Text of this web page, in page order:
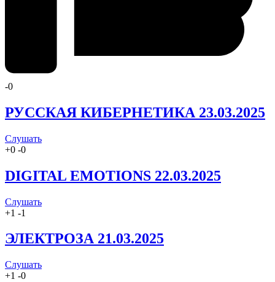
-0
РУССКАЯ КИБЕРНЕТИКА 23.03.2025
Слушать
+0 -0
DIGITAL EMOTIONS 22.03.2025
Слушать
+1 -1
ЭЛЕКТРОЗА 21.03.2025
Слушать
+1 -0